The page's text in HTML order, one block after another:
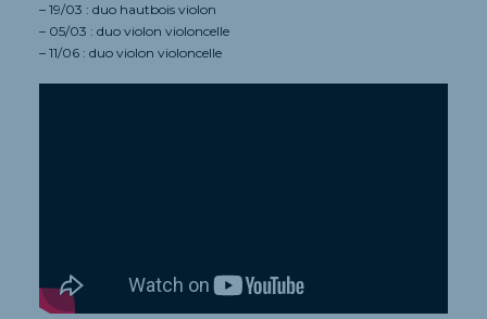
– 19/03 : duo hautbois violon
– 05/03 : duo violon violoncelle
– 11/06 : duo violon violoncelle